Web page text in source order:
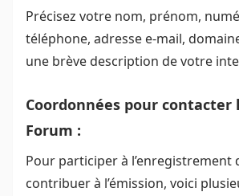
Précisez votre nom, prénom,
téléphone, adresse e-mail,
une brève description de votre
Coordonnées pour contacter
Forum :
Pour participer à l’enregistrement
contribuer à l’émission, voici